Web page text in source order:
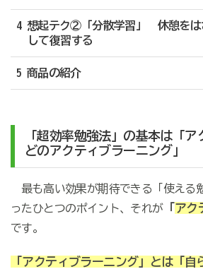
4 想起テク②「分散学習」 休憩をは
して復習する
5 商品の紹介
「超効率勉強法」の基本は「
どのアクティブラーニング」
最も高い効果が期待できる「使える
ったひとつのポイント、それが「 アク
です。
「アクティブラーニング」とは「自